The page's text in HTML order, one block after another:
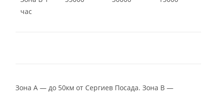
час
Зона А — до 50км от Сергиев Посада. Зона В —